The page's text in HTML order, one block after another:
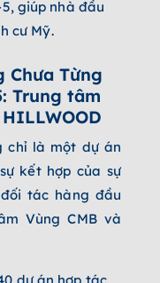
giúp nhà đầu
cư Mỹ.
Chưa Từng
Trung tâm
chỉ là một dự án
kết hợp của sự
tác hàng đầu
Vùng CMB và